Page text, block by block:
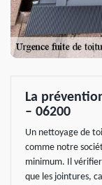
La
– 06200
Un nettoyage de
comme notre
minimum. Il
que les jointures,